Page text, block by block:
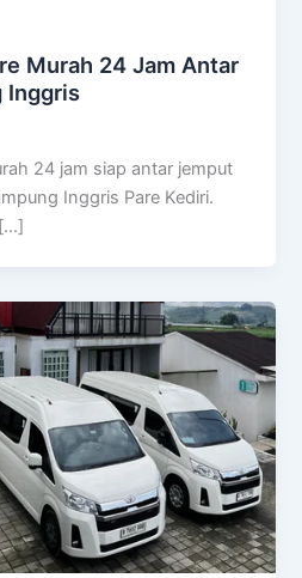
Murah 24 Jam Antar
Inggris
24 jam siap antar jemput
Inggris Pare Kediri.